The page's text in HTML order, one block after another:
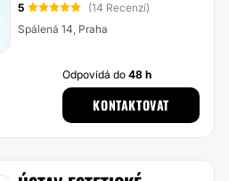
5
(14 Recenzí)
Spálená 14, Praha
Odpovídá do48 h
KONTAKTOVAT